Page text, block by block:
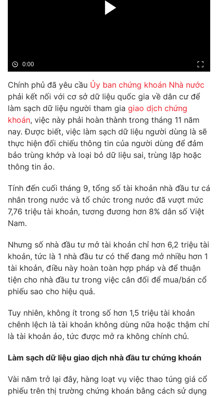
Khán giả
Giải sao mai
Du lịch
Làm đẹp
Chất lượng cuộc sống
Giáo dục
Tuyển sinh
Học trực tuyến
Công nghệ
Hitech Công nghệ tương lai
Sản phẩm
Thị trường
Giao lưu trực tuyến
Lịch phát sóng
Chuyên mục khác
Emagazine Podcast
Photo Infographic
Video Shorts video
VTV Money
VTV Sức khoẻ Bất động sản
Thị trường 24h Tấm lòng Việt
VTV4 Vươn mình bằng AI
0:00
Chính phủ đã yêu cầu Ủy ban chứng khoán Nhà nước
phải kết nối với cơ sở dữ liệu quốc gia về dân cư để
làm sạch dữ liệu người tham gia giao dịch chứng
khoán, việc này phải hoàn thành trong tháng 11 năm
nay. Được biết, việc làm sạch dữ liệu người dùng là sẽ
thực hiện đối chiếu thông tin của người dùng để đảm
bảo trùng khớp và loại bỏ dữ liệu sai, trùng lặp hoặc
thông tin ảo.
Tính đến cuối tháng 9, tổng số tài khoản nhà đầu tư cá
nhân trong nước và tổ chức trong nước đã vượt mức
7,76 triệu tài khoản, tương đương hơn 8% dân số Việt
Nam.
Nhưng số nhà đầu tư mở tài khoản chỉ hơn 6,2 triệu tài
khoản, tức là 1 nhà đầu tư có thể đang mở nhiều hơn 1
tài khoản, điều này hoàn toàn hợp pháp và để thuận
tiện cho nhà đầu tư trong việc cân đối để mua/bán cổ
phiếu sao cho hiệu quả.
Tuy nhiên, không ít trong số hơn 1,5 triệu tài khoản
chênh lệch là tài khoản không dùng nữa hoặc thậm chí
là tài khoản ảo, tức được mở ra không chính chủ.
Làm sạch dữ liệu giao dịch nhà đầu tư chứng khoán
Vài năm trở lại đây, hàng loạt vụ việc thao túng giá cổ
phiếu trên thị trường chứng khoán bằng cách sử dụng